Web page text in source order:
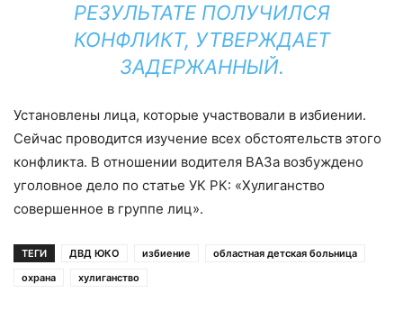
РЕЗУЛЬТАТЕ ПОЛУЧИЛСЯ
КОНФЛИКТ, УТВЕРЖДАЕТ
ЗАДЕРЖАННЫЙ.
Установлены лица, которые участвовали в избиении.
Сейчас проводится изучение всех обстоятельств этого
конфликта. В отношении водителя ВАЗа возбуждено
уголовное дело по статье УК РК: «Хулиганство
совершенное в группе лиц».
ТЕГИ ДВД ЮКО избиение
областная детская больница
охрана
хулиганство